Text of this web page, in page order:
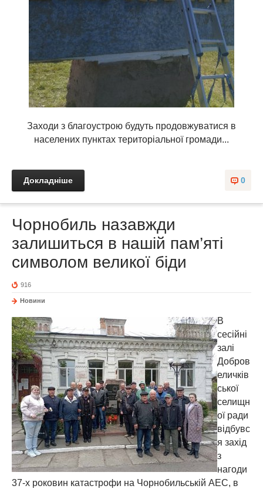
Заходи з благоустрою будуть продовжуватися в
населених пунктах територіальної громади...
0
Докладніше
Чорнобиль назавжди
залишиться в нашій пам’яті
символом великої біди
916
Новини
В
сесійні
залі
Добров
еличків
ської
селищн
ої ради
відбувс
я захід
з
нагоди
37-х роковин катастрофи на Чорнобильській АЕС, в